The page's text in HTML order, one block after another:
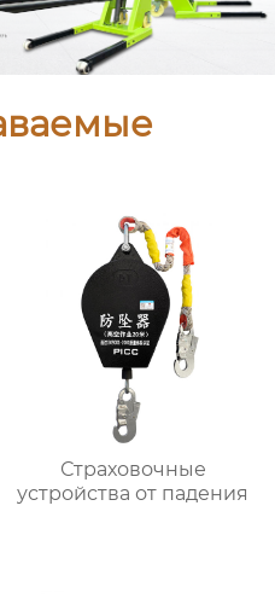
Страховочные
устройства от падения